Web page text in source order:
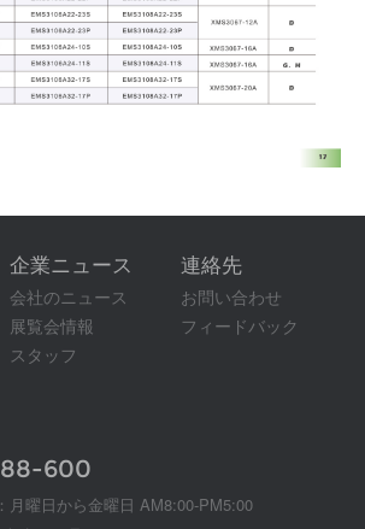
企業ニュース
会社のニュース
展覧会情報
スタッフ
連絡先
お問い合わせ
フィードバック
600
月曜日から金曜日 AM8:00-PM5:00